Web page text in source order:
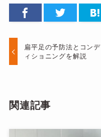
扁平足の予防法とコンデ
ィショニングを解説
関連記事